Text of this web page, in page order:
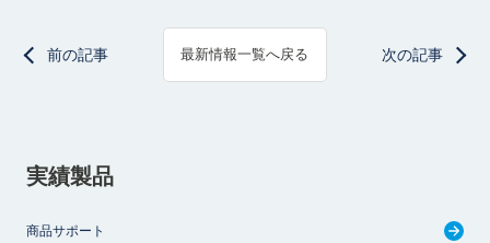
前の記事 最新情報一覧へ戻る 次の記事
実績製品
商品サポート